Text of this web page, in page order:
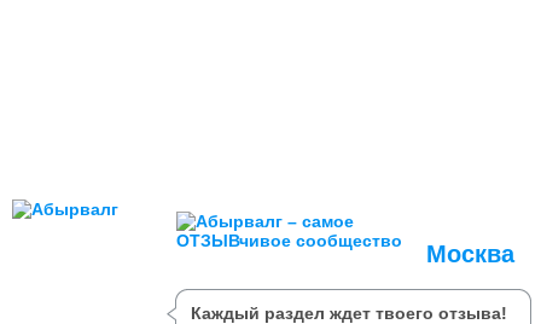
Москва
Каждый раздел ждет твоего отзыва!